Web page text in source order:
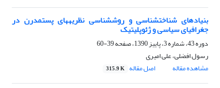
بنیادهای شناخت‎شناسی و روش‎شناسی نظریه‎های پست‎مدرن در
جغرافیای سیاسی و ژئوپلیتیک
دوره 43، شماره 3، پاییز 1390، صفحه
39-60
رسول افضلی، علی امیری
مشاهده مقاله
اصل مقاله 315.9 K